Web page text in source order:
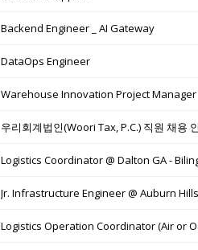
Backend Engineer _ AI Gateway
DataOps Engineer
Warehouse Innovation Project Manager
우리회계법인(Woori Tax, P.C.) 직원 채용
Logistics Coordinator @ Dalton GA -
Jr. Infrastructure Engineer @ Auburn
Logistics Operation Coordinator (Air or